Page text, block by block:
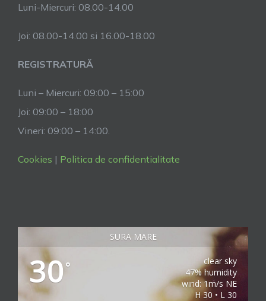
Luni-Miercuri: 08.00-14.00
Joi: 08.00-14.00 si 16.00-18.00
REGISTRATURĂ
Luni – Miercuri: 09:00 – 15:00
Joi: 09:00 – 18:00
Vineri: 09:00 – 14:00.
Cookies | Politica de confidentialitate
SURA MARE
30°
clear sky
47% humidity
wind: 1m/s NE
H 30 • L 30